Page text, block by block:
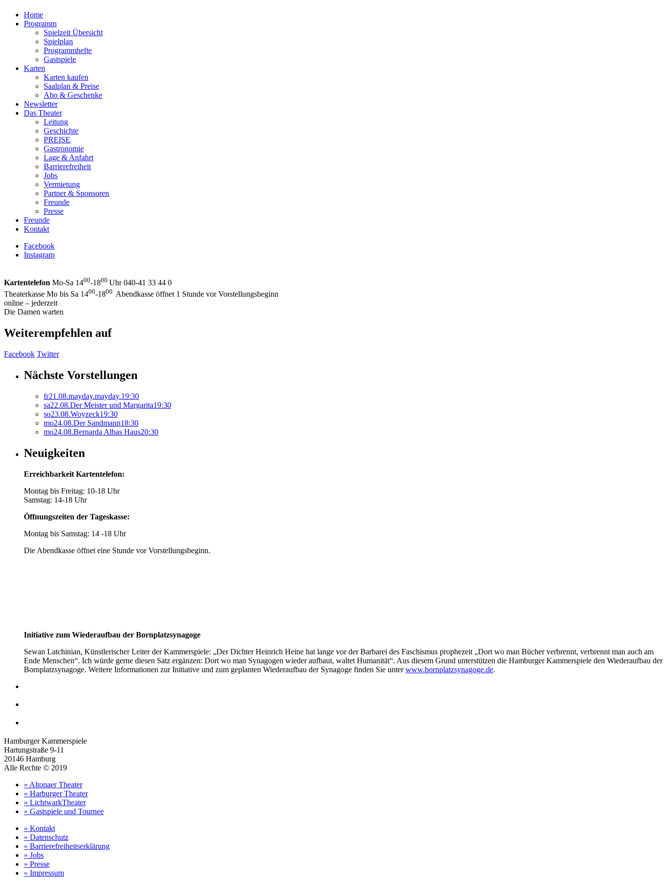
Home
Programm
Spielzeit Übersicht
Spielplan
Programmhefte
Gastspiele
Karten
Karten kaufen
Saalplan & Preise
Abo & Geschenke
Newsletter
Das Theater
Leitung
Geschichte
PREISE
Gastronomie
Lage & Anfahrt
Barrierefreiheit
Jobs
Vermietung
Partner & Sponsoren
Freunde
Presse
Freunde
Kontakt
Facebook
Instagram
Kartentelefon Mo-Sa 1400-1800 Uhr 040-41 33 44 0
Theaterkasse Mo bis Sa 1400-1800 Abendkasse öffnet 1 Stunde vor Vorstellungsbeginn
online – jederzeit
Die Damen warten
Weiterempfehlen auf
Facebook Twitter
Nächste Vorstellungen
fr21.08.mayday.mayday.19:30
sa22.08.Der Meister und Margarita19:30
so23.08.Woyzeck19:30
mo24.08.Der Sandmann18:30
mo24.08.Bernarda Albas Haus20:30
Neuigkeiten
Erreichbarkeit Kartentelefon:
Montag bis Freitag: 10-18 Uhr
Samstag: 14-18 Uhr
Öffnungszeiten der Tageskasse:
Montag bis Samstag: 14 -18 Uhr
Die Abendkasse öffnet eine Stunde vor Vorstellungsbeginn.
Initiative zum Wiederaufbau der Bornplatzsynagoge
Sewan Latchinian, Künstlerischer Leiter der Kammerspiele: „Der Dichter Heinrich Heine hat lange vor der Barbarei des Faschismus prophezeit „Dort wo man Bücher verbrennt, verbrennt man auch am
Ende Menschen“. Ich würde gerne diesen Satz ergänzen: Dort wo man Synagogen wieder aufbaut, waltet Humanität“. Aus diesem Grund unterstützen die Hamburger Kammerspiele den Wiederaufbau der
Bornplatzsynagoge. Weitere Informationen zur Initiative und zum geplanten Wiederaufbau der Synagoge finden Sie unterwww.bornplatzsynagoge.de.
Hamburger Kammerspiele
Hartungstraße 9-11
20146 Hamburg
Alle Rechte © 2019
» Altonaer Theater
» Harburger Theater
» LichtwarkTheater
» Gastspiele und Tournee
» Kontakt
» Datenschutz
» Barrierefreiheitserklärung
» Jobs
» Presse
» Impressum